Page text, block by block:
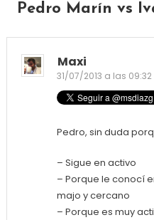
Pedro Marín vs
Maxi
31/07/2013 a las 09:32
Pedro, sin duda
– Sigue en activo
– Porque le conocí
majo y cercano
– Porque es muy